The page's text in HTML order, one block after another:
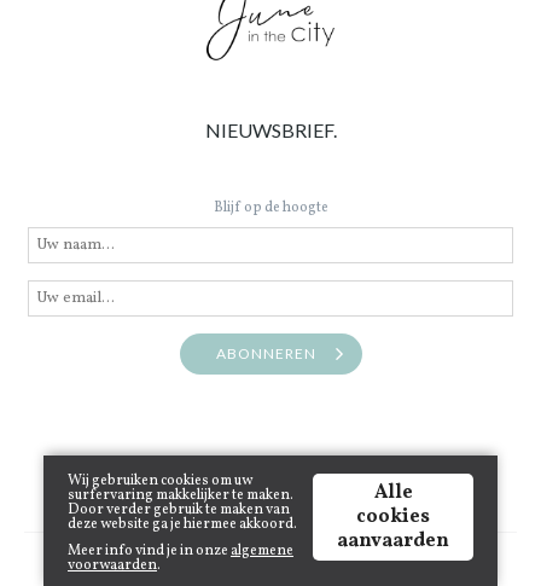
NIEUWSBRIEF.
Blijf op de hoogte
ABONNEREN
Copyright © 2021 www.juneinthecity.be | Powered byTilroy
Wij gebruiken cookies om uw
surfervaring makkelijker te maken.
Door verder gebruik te maken van
deze website ga je hiermee akkoord.
Meer info vind je in onze algemene
voorwaarden.
Alle
cookies
aanvaarden